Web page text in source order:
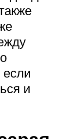
если
и